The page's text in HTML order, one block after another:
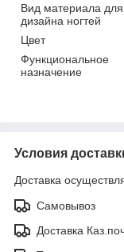
Вид материала для
дизайна ногтей
Цвет
Функциональное
назначение
Условия
Доставка
Самовывоз
Доставка